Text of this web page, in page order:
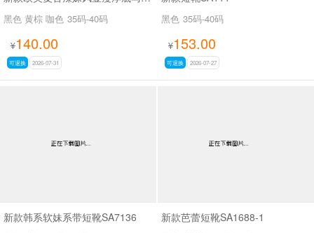
黑色 黄棕 咖色 35码-40码
¥140.00
可退换 2026-07-31
黑色 35码-40码
¥153.00
可退换 2026-07-27
新款韩系软妹系带短靴SA7136 新款芭蕾短靴SA1688-1